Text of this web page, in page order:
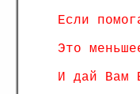
Если
Это
И дай Вам